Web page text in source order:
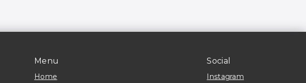
Menu
Home
Social
Instagram